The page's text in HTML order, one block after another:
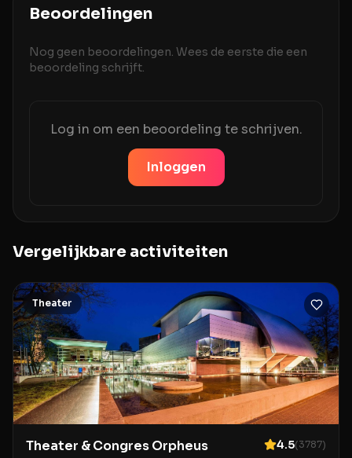
Beoordelingen
Nog geen beoordelingen. Wees de eerste die een
beoordeling schrijft.
Log in om een beoordeling te schrijven.
Inloggen
Vergelijkbare activiteiten
Theater
Theater & Congres Orpheus 4.5(3787)